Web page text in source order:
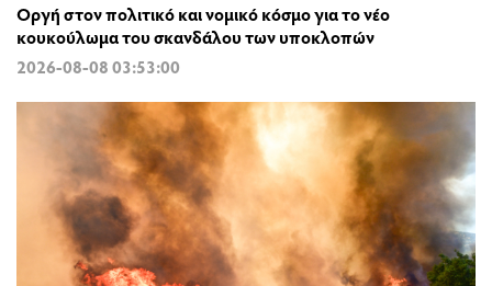
Οργή στον πολιτικό και νομικό κόσμο για το νέο
κουκούλωμα του σκανδάλου των υποκλοπών
2026-08-08 03:53:00